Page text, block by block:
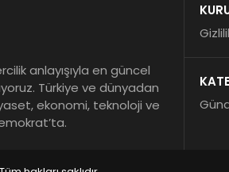
anlayışıyla en güncel
Türkiye ve dünyadan
ekonomi, teknoloji ve